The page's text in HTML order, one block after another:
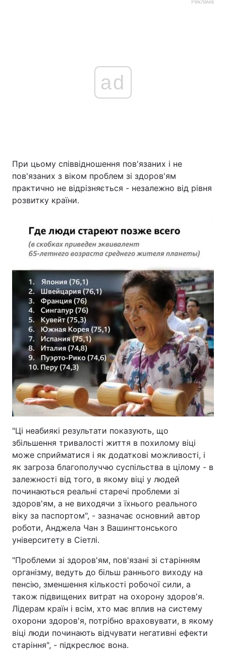
Реклама
ad
При цьому співвідношення пов'язаних і не
пов'язаних з віком проблем зі здоров'ям
практично не відрізняється - незалежно від рівня
розвитку країни.
"Ці неабиякі результати показують, що
збільшення тривалості життя в похилому віці
може сприйматися і як додаткові можливості, і
як загроза благополуччю суспільства в цілому - в
залежності від того, в якому віці у людей
починаються реальні старечі проблеми зі
здоров'ям, а не виходячи з їхнього реального
віку за паспортом", - зазначає основний автор
роботи, Анджела Чан з Вашингтонського
університету в Сіетлі.
"Проблеми зі здоров'ям, пов'язані зі старінням
організму, ведуть до більш раннього виходу на
пенсію, зменшення кількості робочої сили, а
також підвищених витрат на охорону здоров'я.
Лідерам країн і всім, хто має вплив на систему
охорони здоров'я, потрібно враховувати, в якому
віці люди починають відчувати негативні ефекти
старіння", - підкреслює вона.